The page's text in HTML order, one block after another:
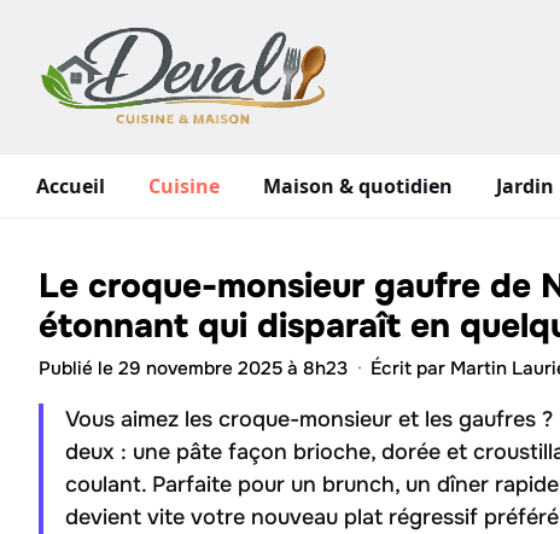
contenu
Accueil Cuisine Maison & quotidien Jardin
Le croque-monsieur gaufre de
étonnant qui disparaît en
Publié le 29 novembre 2025 à 8h23 · Écrit par Martin
Vous aimez les croque-monsieur et les gaufres
deux : une pâte façon brioche, dorée et
coulant. Parfaite pour un brunch, un dîner
devient vite votre nouveau plat régressif